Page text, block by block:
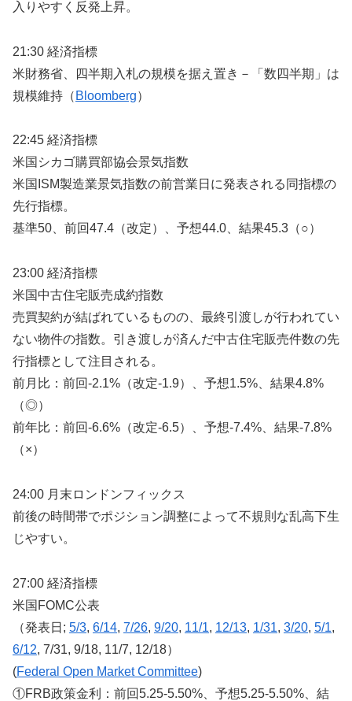
入りやすく反発上昇。
21:30 経済指標
米財務省、四半期入札の規模を据え置き－「数四半期」は
規模維持（ Bloomberg）
22:45 経済指標
米国シカゴ購買部協会景気指数
米国ISM製造業景気指数の前営業日に発表される同指標の
先行指標。
基準50、前回47.4（改定）、予想44.0、結果45.3（○）
23:00 経済指標
米国中古住宅販売成約指数
売買契約が結ばれているものの、最終引渡しが行われてい
ない物件の指数。引き渡しが済んだ中古住宅販売件数の先
行指標として注目される。
前月比：前回-2.1%（改定-1.9）、予想1.5%、結果4.8%
（◎）
前年比：前回-6.6%（改定-6.5）、予想-7.4%、結果-7.8%
（×）
24:00 月末ロンドンフィックス
前後の時間帯でポジション調整によって不規則な乱高下生
じやすい。
27:00 経済指標
米国FOMC公表
（発表日; 5/3, 6/14, 7/26, 9/20, 11/1, 12/13, 1/31, 3/20, 5/1,
6/12, 7/31, 9/18, 11/7, 12/18）
(Federal Open Market Committee)
①FRB政策金利：前回5.25-5.50%、予想5.25-5.50%、結